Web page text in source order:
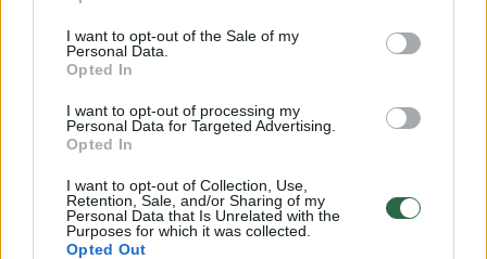
I want to opt-out of the Sale of my
Personal Data.
Opted In
I want to opt-out of processing my
Personal Data for Targeted Advertising.
Opted In
I want to opt-out of Collection, Use,
Retention, Sale, and/or Sharing of my
Personal Data that Is Unrelated with the
Purposes for which it was collected.
Opted Out
Lietuvos diena
Mįslinga jaunos moters mirtis
Vilniuje: kūnas rastas automobilyje
„Alfa Romeo“ stoties rajone
2026 m. rugpjūčio 8 d. 06:02